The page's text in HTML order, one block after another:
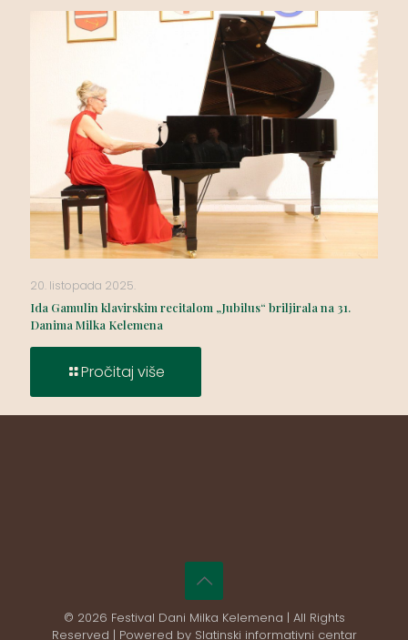
20. listopada 2025.
Ida Gamulin klavirskim recitalom „Jubilus“ briljirala na 31.
Danima Milka Kelemena
Pročitaj više
© 2026 Festival Dani Milka Kelemena | All Rights
Reserved | Powered by Slatinski informativni centar